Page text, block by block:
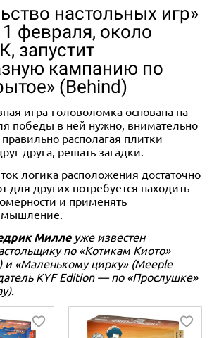
настольных игр»
февраля, около
запустит
кампанию по
(Behind)
игра-головоломка основана на
победы в ней нужно, внимательно
располагая плитки
друга, решать загадки.
логика расположения достаточно
для других потребуется находить
и применять
мышление.
Миллеуже известен
по «Котикам Киото»
и «Маленькому цирку» (Meeple
KYF Edition — по «Прослушке»